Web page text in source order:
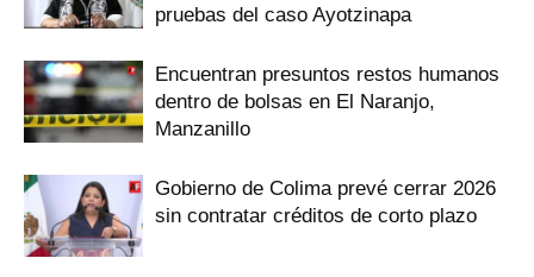
pruebas del caso Ayotzinapa
Encuentran presuntos restos humanos
dentro de bolsas en El Naranjo,
Manzanillo
Gobierno de Colima prevé cerrar 2026
sin contratar créditos de corto plazo